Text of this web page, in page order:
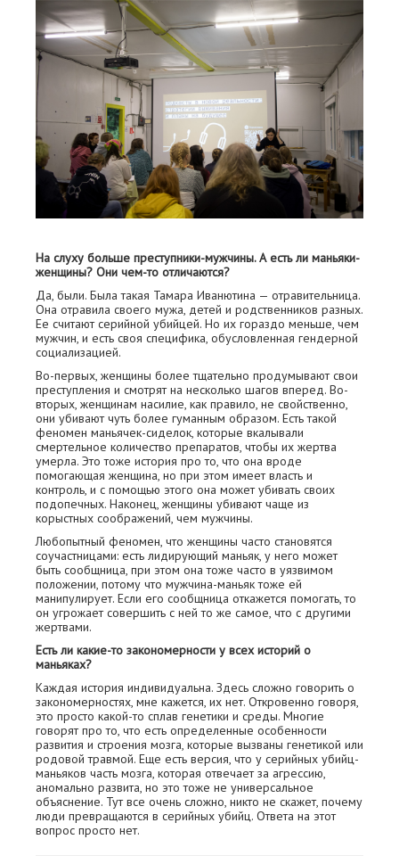
На слуху больше преступники-мужчины. А есть ли маньяки-
женщины? Они чем-то отличаются?
Да, были. Была такая Тамара Иванютина — отравительница.
Она отравила своего мужа, детей и родственников разных.
Ее считают серийной убийцей. Но их гораздо меньше, чем
мужчин, и есть своя специфика, обусловленная гендерной
социализацией.
Во-первых, женщины более тщательно продумывают свои
преступления и смотрят на несколько шагов вперед. Во-
вторых, женщинам насилие, как правило, не свойственно,
они убивают чуть более гуманным образом. Есть такой
феномен маньячек-сиделок, которые вкалывали
смертельное количество препаратов, чтобы их жертва
умерла. Это тоже история про то, что она вроде
помогающая женщина, но при этом имеет власть и
контроль, и с помощью этого она может убивать своих
подопечных. Наконец, женщины убивают чаще из
корыстных соображений, чем мужчины.
Любопытный феномен, что женщины часто становятся
соучастницами: есть лидирующий маньяк, у него может
быть сообщница, при этом она тоже часто в уязвимом
положении, потому что мужчина-маньяк тоже ей
манипулирует. Если его сообщница откажется помогать, то
он угрожает совершить с ней то же самое, что с другими
жертвами.
Есть ли какие-то закономерности у всех историй о
маньяках?
Каждая история индивидуальна. Здесь сложно говорить о
закономерностях, мне кажется, их нет. Откровенно говоря,
это просто какой-то сплав генетики и среды. Многие
говорят про то, что есть определенные особенности
развития и строения мозга, которые вызваны генетикой или
родовой травмой. Еще есть версия, что у серийных убийц-
маньяков часть мозга, которая отвечает за агрессию,
аномально развита, но это тоже не универсальное
объяснение. Тут все очень сложно, никто не скажет, почему
люди превращаются в серийных убийц. Ответа на этот
вопрос просто нет.